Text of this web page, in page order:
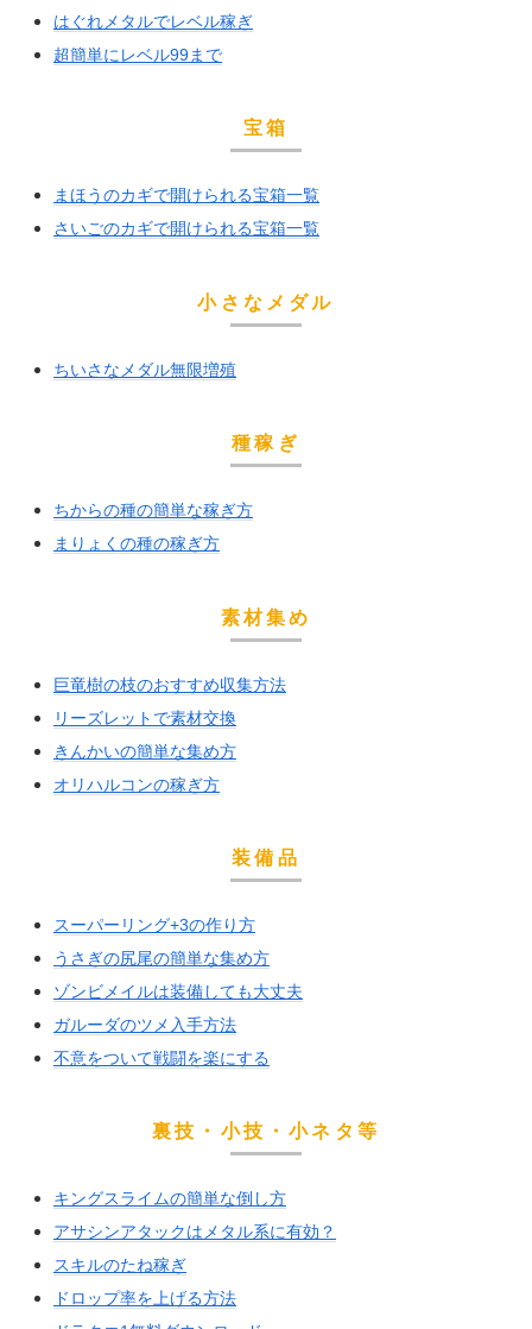
はぐれメタルでレベル稼ぎ
超簡単にレベル99まで
宝箱
まほうのカギで開けられる宝箱一覧
さいごのカギで開けられる宝箱一覧
小さなメダル
ちいさなメダル無限増殖
種稼ぎ
ちからの種の簡単な稼ぎ方
まりょくの種の稼ぎ方
素材集め
巨竜樹の枝のおすすめ収集方法
リーズレットで素材交換
きんかいの簡単な集め方
オリハルコンの稼ぎ方
装備品
スーパーリング+3の作り方
うさぎの尻尾の簡単な集め方
ゾンビメイルは装備しても大丈夫
ガルーダのツメ入手方法
不意をついて戦闘を楽にする
裏技・小技・小ネタ等
キングスライムの簡単な倒し方
アサシンアタックはメタル系に有効？
スキルのたね稼ぎ
ドロップ率を上げる方法